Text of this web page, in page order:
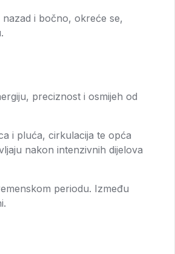
i bočno, okreće se,
preciznost i osmijeh od
i pluća, cirkulacija te opća
nakon intenzivnih dijelova
periodu. Između